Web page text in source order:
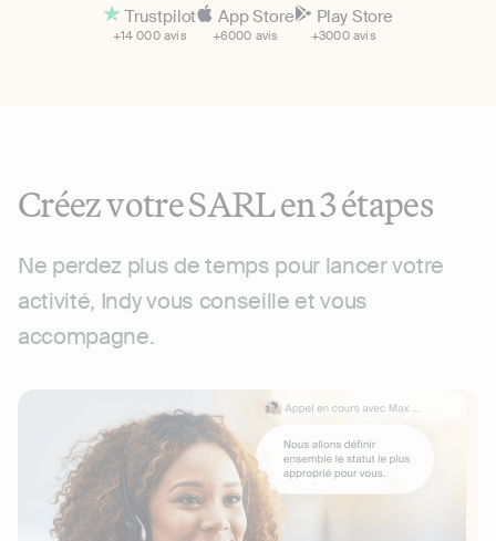
Trustpilot
+14 000 avis
App Store
+6000 avis
Play Store
+3000 avis
Créez votre SARL en 3 étapes
Ne perdez plus de temps pour lancer votre
activité, Indy vous conseille et vous
accompagne.